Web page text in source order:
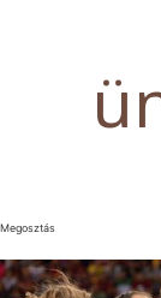
Megosztás